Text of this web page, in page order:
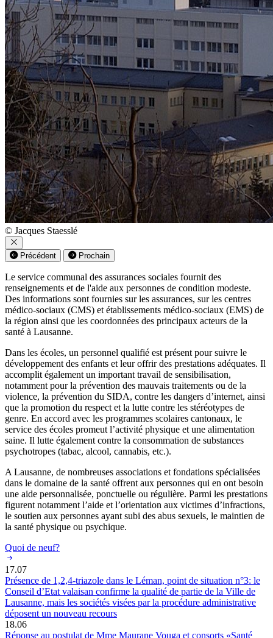
© Jacques Staesslé
Précédent Prochain
Le service communal des assurances sociales fournit des
renseignements et de l'aide aux personnes de condition modeste.
Des informations sont fournies sur les assurances, sur les centres
médico-sociaux (CMS) et établissements médico-sociaux (EMS) de
la région ainsi que les coordonnées des principaux acteurs de la
santé à Lausanne.
Dans les écoles, un personnel qualifié est présent pour suivre le
développement des enfants et leur offrir des prestations adéquates. Il
accomplit également un important travail de sensibilisation,
notamment pour la prévention des mauvais traitements ou de la
violence, la prévention du SIDA, contre les dangers d’internet, ainsi
que la promotion du respect et la lutte contre les stéréotypes de
genre. En accord avec les programmes scolaires cantonaux, le
service des écoles promeut l’activité physique et une alimentation
saine. Il lutte également contre la consommation de substances
psychotropes (tabac, alcool, cannabis, etc.).
A Lausanne, de nombreuses associations et fondations spécialisées
dans le domaine de la santé offrent aux personnes qui en ont besoin
une aide personnalisée, ponctuelle ou régulière. Parmi les prestations
figurent notamment l’aide et l’orientation aux victimes d’infractions,
le soutien aux personnes ayant subi des abus sexuels, le maintien de
la santé physique ou psychique.
Quoi de neuf?
17.07
Présence de 1,2,4-triazole dans le Léman, point de situation n°3: le
Conseil d’Etat valaisan confirme la qualité de partie de la Ville de
Lausanne, mais les sociétés visées par la procédure administrative
déposent un nouveau recours
18.06
Réponse au postulat de Mme Maurane Vouga et consorts «Santé